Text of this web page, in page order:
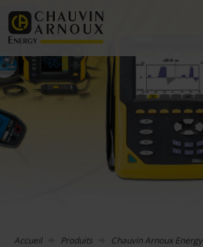
Accueil Produits
Chauvin Arnoux Energy